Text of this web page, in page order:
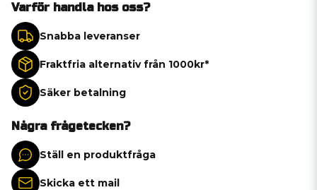
Varför handla hos oss?
Snabba leveranser
Fraktfria alternativ från 1000kr*
Säker betalning
Några frågetecken?
Ställ en produktfråga
Skicka ett mail